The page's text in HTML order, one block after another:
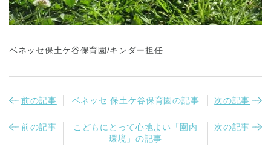
ベネッセ保土ケ谷保育園/キンダー担任
前の記事 ベネッセ 保土ケ谷保育園の記事 次の記事
前の記事
こどもにとって心地よい「園内
環境」の記事
次の記事